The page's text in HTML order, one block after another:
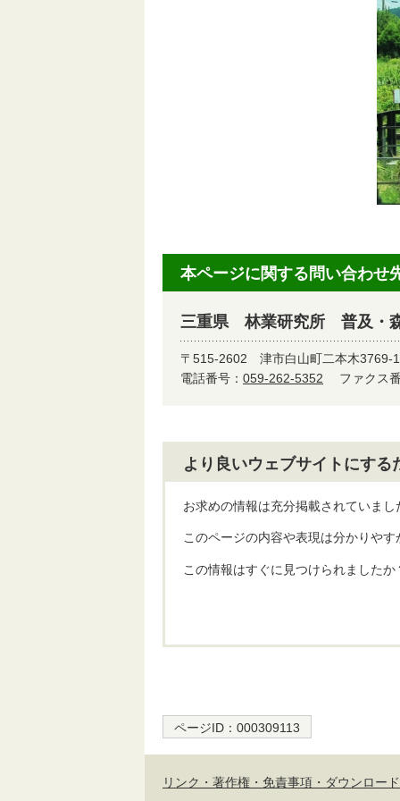
本ページに関する問い合わせ
三重県 林業研究所 普及・
〒515-2602 津市白山町二本木3769-1
電話番号： 059-262-5352 ファクス
より良いウェブサイトにす
お求めの情報は充分掲載されていまし
このページの内容や表現は分かりやす
この情報はすぐに見つけられましたか
ページID： 000309113
リンク・著作権・免責事項・ダウンロード